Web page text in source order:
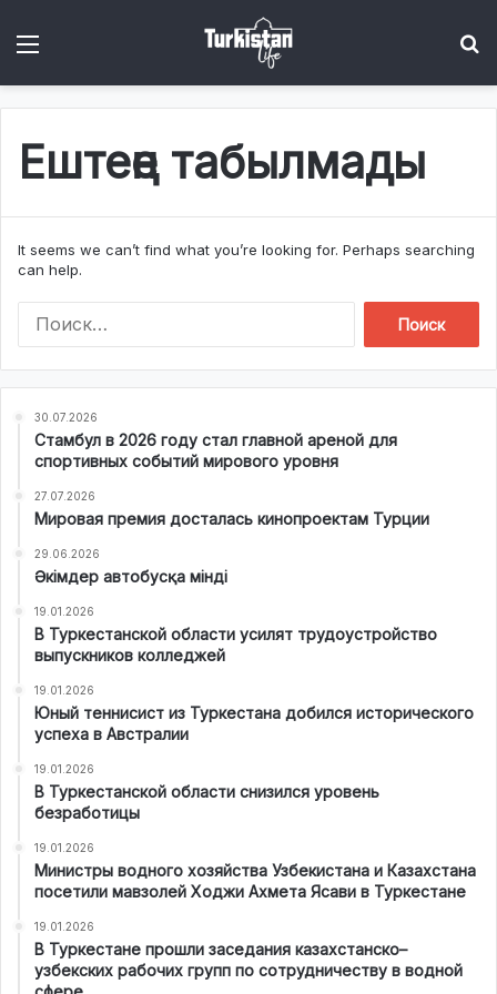
Ештеңе табылмады
It seems we can’t find what you’re looking for. Perhaps searching
can help.
:
30.07.2026
Стамбул в 2026 году стал главной ареной для
спортивных событий мирового уровня
27.07.2026
Мировая премия досталась кинопроектам Турции
29.06.2026
Әкімдер автобусқа мінді
19.01.2026
В Туркестанской области усилят трудоустройство
выпускников колледжей
19.01.2026
Юный теннисист из Туркестана добился исторического
успеха в Австралии
19.01.2026
В Туркестанской области снизился уровень
безработицы
19.01.2026
Министры водного хозяйства Узбекистана и Казахстана
посетили мавзолей Ходжи Ахмета Ясави в Туркестане
19.01.2026
В Туркестане прошли заседания казахстанско–
узбекских рабочих групп по сотрудничеству в водной